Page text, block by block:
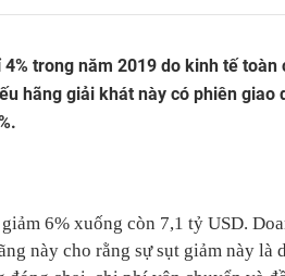
trong năm 2019 do kinh tế toàn
hãng giải khát này có phiên giao
6% xuống còn 7,1 tỷ USD.
này cho rằng sự sụt giảm này là